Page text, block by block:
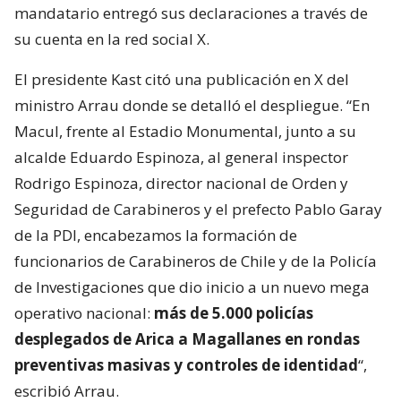
mandatario entregó sus declaraciones a través de
su cuenta en la red social X.
El presidente Kast citó una publicación en X del
ministro Arrau donde se detalló el despliegue. “En
Macul, frente al Estadio Monumental, junto a su
alcalde Eduardo Espinoza, al general inspector
Rodrigo Espinoza, director nacional de Orden y
Seguridad de Carabineros y el prefecto Pablo Garay
de la PDI, encabezamos la formación de
funcionarios de Carabineros de Chile y de la Policía
de Investigaciones que dio inicio a un nuevo mega
operativo nacional: más de 5.000 policías
desplegados de Arica a Magallanes en rondas
preventivas masivas y controles de identidad“,
escribió Arrau.